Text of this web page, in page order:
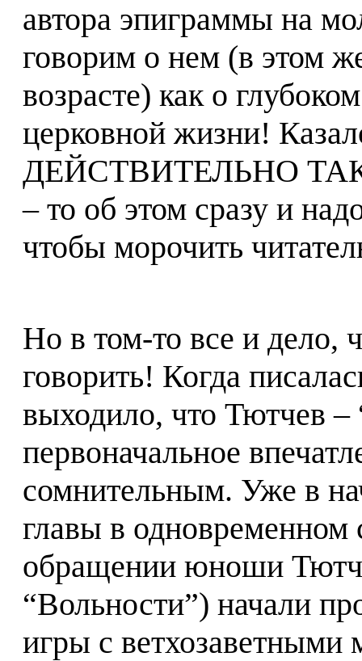
автора эпиграммы на
говорим о нем (в этом
возрасте) как о
церковной жизни!
ДЕЙСТВИТЕЛЬНО ТАК
– то об этом сразу и
чтобы морочить
Но в том-то все и
говорить! Когда
выходило, что Тютчев
первоначальное
сомнительным. Уже в
главы в одновременном
обращении юноши
“Вольности”) начали
игры с ветхозаветными